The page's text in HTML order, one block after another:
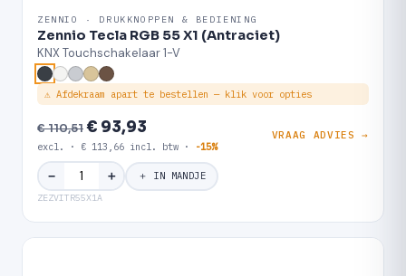
ZENNIO · DRUKKNOPPEN & BEDIENING
Zennio Tecla RGB 55 X1 (Antraciet)
KNX Touchschakelaar 1-V
⚠ Afdekraam apart te bestellen — klik voor opties
€ 110,51€ 93,93
excl. · € 113,66 incl. btw · -15%
VRAAG ADVIES →
− ＋ ＋ IN MANDJE
ZEZVITR55X1A